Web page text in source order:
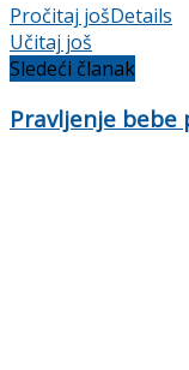
Pročitaj jošDetails
Učitaj još
Sledeći članak
Pravljenje